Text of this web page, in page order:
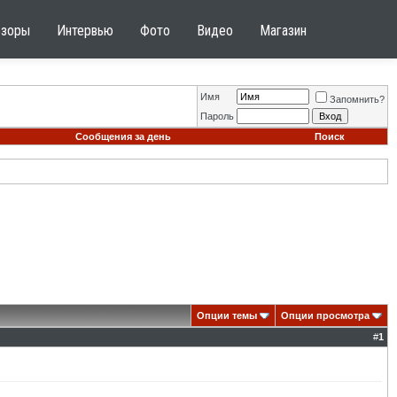
Интервью Фото Видео Магазин
Имя
Запомнить?
Пароль
Сообщения за день
Поиск
Опции темы
Опции просмотра
#1